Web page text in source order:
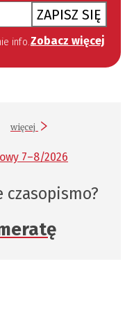
ZAPISZ SIĘ
jej wyrażenie jest konieczne, aby otrzymywać newsletter. Zobacz więcej
więcej
czasopismo?